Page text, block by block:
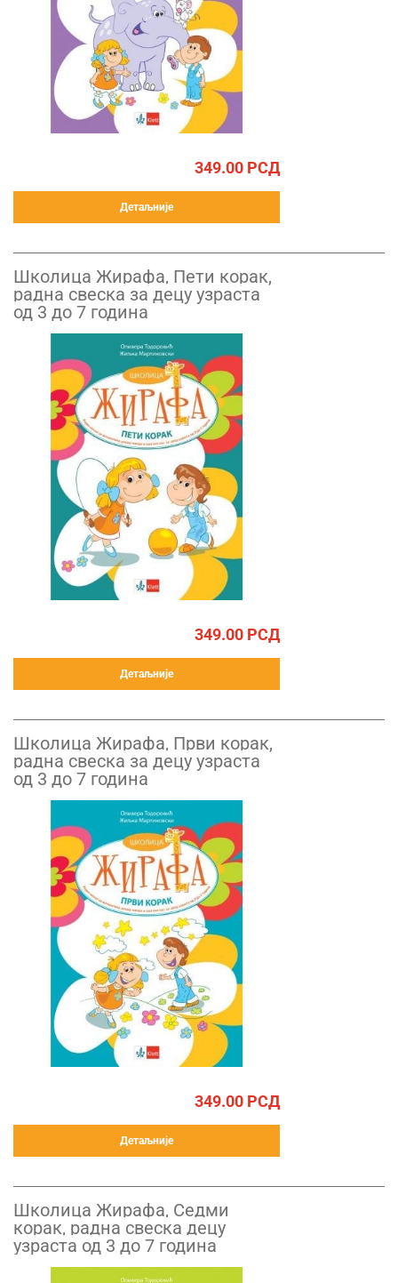
349.00 РСД
Детаљније
Школица Жирафа, Пети корак,
радна свеска за децу узраста
од 3 до 7 година
349.00 РСД
Детаљније
Школица Жирафа, Први корак,
радна свеска за децу узраста
од 3 до 7 година
349.00 РСД
Детаљније
Школица Жирафа, Седми
корак, радна свеска децу
узраста од 3 до 7 година